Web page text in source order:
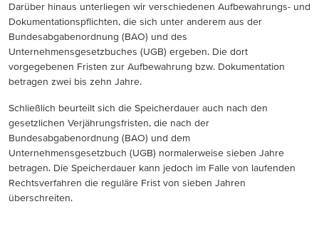
Darüber hinaus unterliegen wir verschiedenen Aufbewahrungs- und
Dokumentationspflichten, die sich unter anderem aus der
Bundesabgabenordnung (BAO) und des
Unternehmensgesetzbuches (UGB) ergeben. Die dort
vorgegebenen Fristen zur Aufbewahrung bzw. Dokumentation
betragen zwei bis zehn Jahre.
Schließlich beurteilt sich die Speicherdauer auch nach den
gesetzlichen Verjährungsfristen, die nach der
Bundesabgabenordnung (BAO) und dem
Unternehmensgesetzbuch (UGB) normalerweise sieben Jahre
betragen. Die Speicherdauer kann jedoch im Falle von laufenden
Rechtsverfahren die reguläre Frist von sieben Jahren
überschreiten.